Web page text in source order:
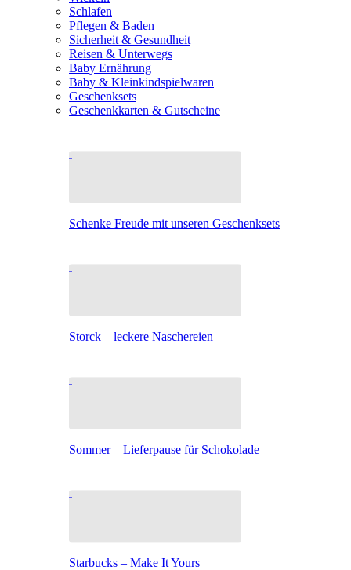
Schlafen
Pflegen & Baden
Sicherheit & Gesundheit
Reisen & Unterwegs
Baby Ernährung
Baby & Kleinkindspielwaren
Geschenksets
Geschenkkarten & Gutscheine
Schenke Freude mit unseren Geschenksets
Storck – leckere Naschereien
Sommer – Lieferpause für Schokolade
Starbucks – Make It Yours